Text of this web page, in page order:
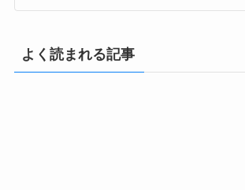
よく読まれる記事